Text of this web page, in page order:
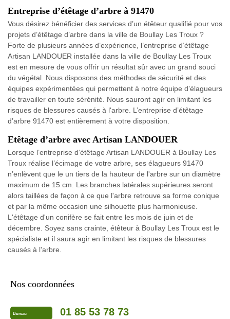
Entreprise d’étêtage d’arbre à 91470
Vous désirez bénéficier des services d’un étêteur qualifié pour vos
projets d’étêtage d’arbre dans la ville de Boullay Les Troux ?
Forte de plusieurs années d’expérience, l’entreprise d’étêtage
Artisan LANDOUER installée dans la ville de Boullay Les Troux
est en mesure de vous offrir un résultat sûr avec un grand souci
du végétal. Nous disposons des méthodes de sécurité et des
équipes expérimentées qui permettent à notre équipe d’élagueurs
de travailler en toute sérénité. Nous sauront agir en limitant les
risques de blessures causés à l'arbre. L’entreprise d’étêtage
d’arbre 91470 est entièrement à votre disposition.
Etêtage d’arbre avec Artisan LANDOUER
Lorsque l’entreprise d’étêtage Artisan LANDOUER à Boullay Les
Troux réalise l’écimage de votre arbre, ses élagueurs 91470
n’enlèvent que le un tiers de la hauteur de l'arbre sur un diamètre
maximum de 15 cm. Les branches latérales supérieures seront
alors taillées de façon à ce que l'arbre retrouve sa forme conique
et par la même occasion une silhouette plus harmonieuse.
L'étêtage d'un conifère se fait entre les mois de juin et de
décembre. Soyez sans crainte, étêteur à Boullay Les Troux est le
spécialiste et il saura agir en limitant les risques de blessures
causés à l'arbre.
Nos coordonnées
Bureau 01 85 53 78 73